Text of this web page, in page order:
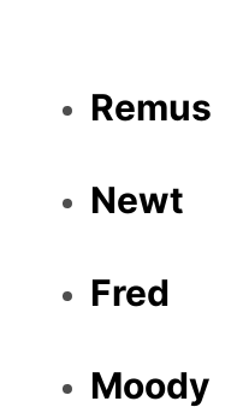
Remus
Newt
Fred
Moody